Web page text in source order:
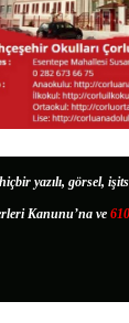
yazılı, görsel,
Kanunu’na ve